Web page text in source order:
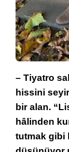
– Tiyatro
hissini
bir alan.
hâlinden
tutmak gibi